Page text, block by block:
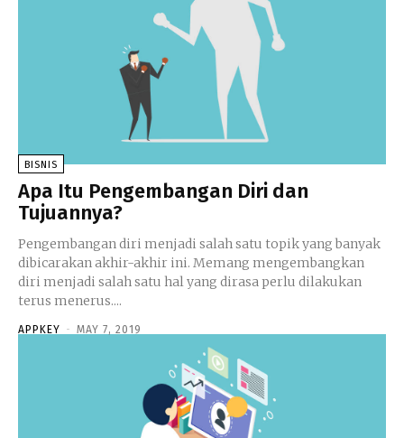
BISNIS
Apa Itu Pengembangan Diri dan
Tujuannya?
Pengembangan diri menjadi salah satu topik yang banyak
dibicarakan akhir-akhir ini. Memang mengembangkan
diri menjadi salah satu hal yang dirasa perlu dilakukan
terus menerus....
APPKEY - MAY 7, 2019